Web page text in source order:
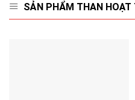
SẢN PHẨM THAN HOẠT